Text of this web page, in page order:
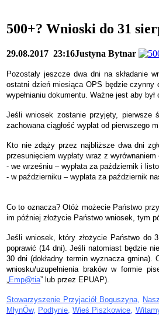
500+? Wnioski do 31
29.08.2017 23:16Justyna Bytnar
Pozostały jeszcze dwa dni na składanie
ostatni dzień miesiąca OPS będzie czynny
wypełnianiu dokumentu. Ważne jest aby
Jeśli wniosek zostanie przyjęty, pierwsze
zachowana ciągłość wypłat od pierwszego
Kto nie zdąży przez najbliższe dwa dni
przesunięciem wypłaty wraz z
- we wrześniu – wypłata za październik i
- w październiku – wypłata za październik
Co to oznacza? Otóż możecie Państwo
im później złożycie Państwo wniosek, tym
Jeśli wniosek, który złożycie Państwo do
poprawić (14 dni). Jeśli natomiast będzie
30 dni (dokładny termin wyznacza gmina).
wniosku/uzupełnienia braków w formie
Emp@tia” lub przez EPUAP).
Stowarzyszenie Przyjaciół Boguszyna
MłynÓw, Podtynie ,Wieś Piszkowice